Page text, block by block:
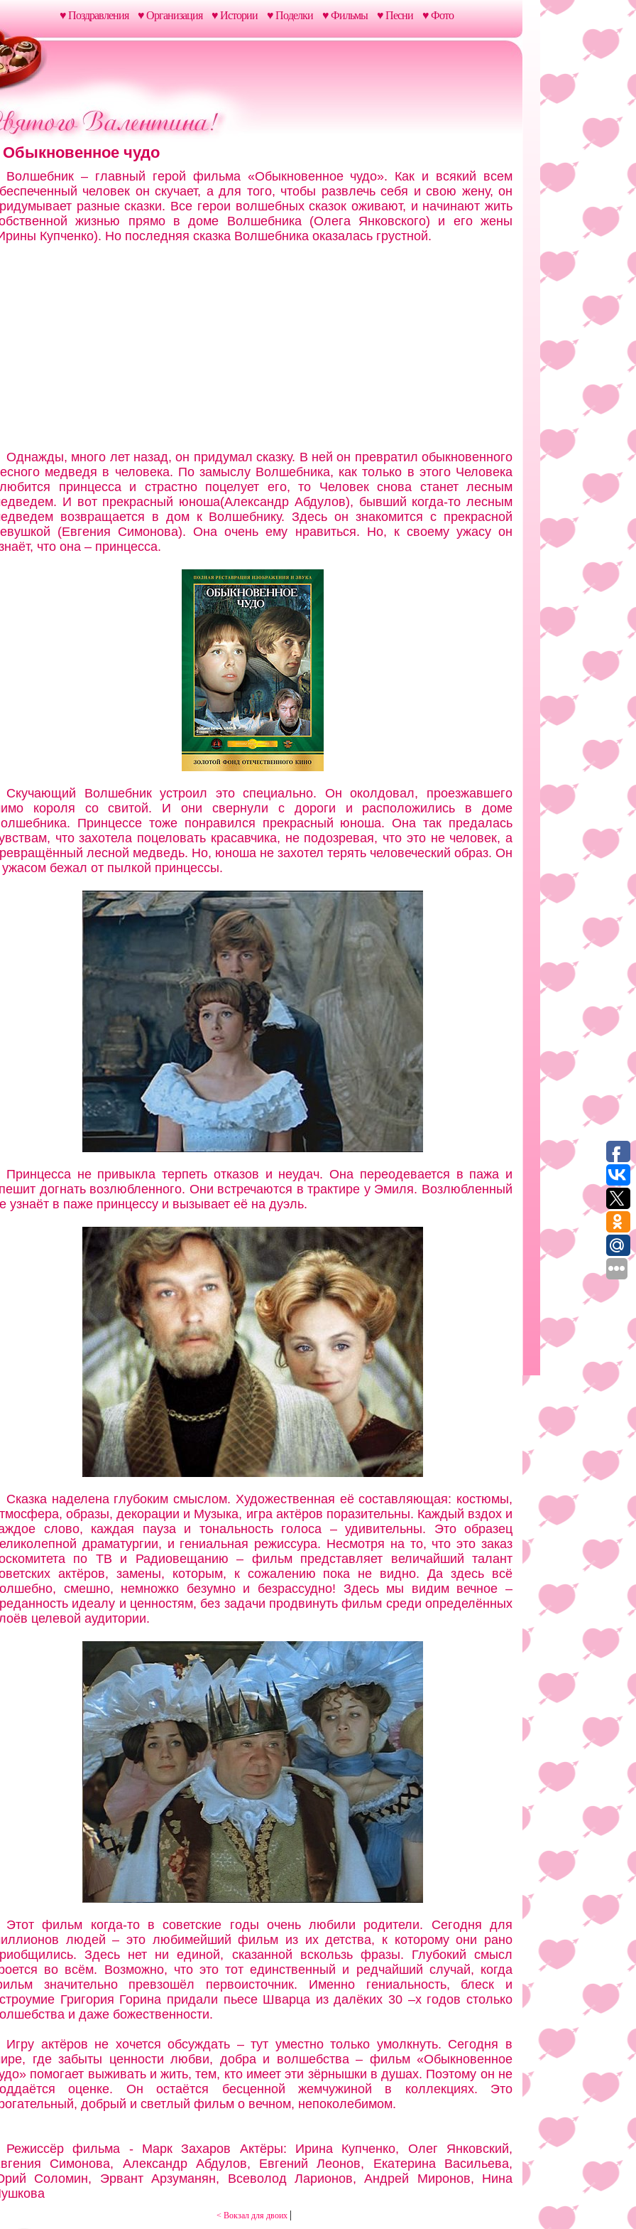
♥ Поздравления ♥ Организация ♥ Истории ♥ Поделки ♥ Фильмы ♥ Песни ♥ Фото
Обыкновенное чудо
Волшебник – главный герой фильма «Обыкновенное чудо». Как и всякий всем
человек он скучает, а для того, чтобы развлечь себя и свою жену, он
разные сказки. Все герои волшебных сказок оживают, и начинают жить
жизнью прямо в доме Волшебника (Олега Янковского) и его жены
Купченко). Но последняя сказка Волшебника оказалась грустной.
Однажды, много лет назад, он придумал сказку. В ней он превратил обыкновенного
медведя в человека. По замыслу Волшебника, как только в этого Человека
принцесса и страстно поцелует его, то Человек снова станет лесным
И вот прекрасный юноша(Александр Абдулов), бывший когда-то лесным
возвращается в дом к Волшебнику. Здесь он знакомится с прекрасной
(Евгения Симонова). Она очень ему нравиться. Но, к своему ужасу он
что она – принцесса.
Скучающий Волшебник устроил это специально. Он околдовал, проезжавшего
короля со свитой. И они свернули с дороги и расположились в доме
Принцессе тоже понравился прекрасный юноша. Она так предалась
что захотела поцеловать красавчика, не подозревая, что это не человек, а
лесной медведь. Но, юноша не захотел терять человеческий образ. Он
ужасом бежал от пылкой принцессы.
Принцесса не привыкла терпеть отказов и неудач. Она переодевается в пажа и
догнать возлюбленного. Они встречаются в трактире у Эмиля. Возлюбленный
узнаёт в паже принцессу и вызывает её на дуэль.
Сказка наделена глубоким смыслом. Художественная её составляющая: костюмы,
образы, декорации и Музыка, игра актёров поразительны. Каждый вздох и
слово, каждая пауза и тональность голоса – удивительны. Это образец
драматургии, и гениальная режиссура. Несмотря на то, что это заказ
по ТВ и Радиовещанию – фильм представляет величайший талант
актёров, замены, которым, к сожалению пока не видно. Да здесь всё
смешно, немножко безумно и безрассудно! Здесь мы видим вечное –
идеалу и ценностям, без задачи продвинуть фильм среди определённых
целевой аудитории.
Этот фильм когда-то в советские годы очень любили родители. Сегодня для
людей – это любимейший фильм из их детства, к которому они рано
Здесь нет ни единой, сказанной вскользь фразы. Глубокий смысл
во всём. Возможно, что это тот единственный и редчайший случай, когда
значительно превзошёл первоисточник. Именно гениальность, блеск и
Григория Горина придали пьесе Шварца из далёких 30 –х годов столько
и даже божественности.
Игру актёров не хочется обсуждать – тут уместно только умолкнуть. Сегодня в
где забыты ценности любви, добра и волшебства – фильм «Обыкновенное
помогает выживать и жить, тем, кто имеет эти зёрнышки в душах. Поэтому он не
оценке. Он остаётся бесценной жемчужиной в коллекциях. Это
добрый и светлый фильм о вечном, непоколебимом.
Режиссёр фильма - Марк Захаров Актёры: Ирина Купченко, Олег Янковский,
Симонова, Александр Абдулов, Евгений Леонов, Екатерина Васильева,
Соломин, Эрвант Арзуманян, Всеволод Ларионов, Андрей Миронов, Нина
< Вокзал для двоих |